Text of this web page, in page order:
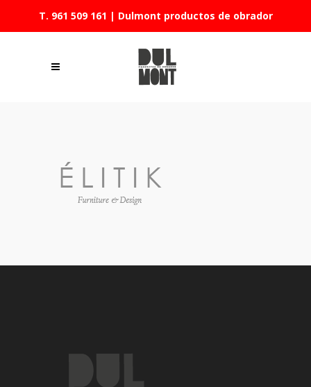
T. 961 509 161 | Dulmont productos de obrador